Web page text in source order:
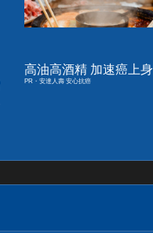
高油高酒精 加速癌上身
PR・安達人壽 安心抗癌